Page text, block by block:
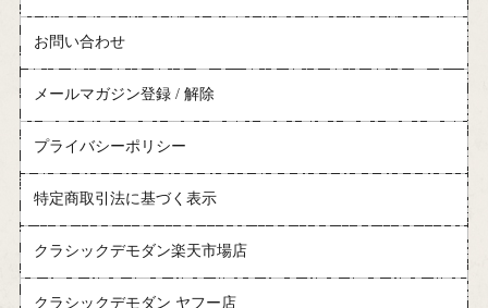
お問い合わせ
メールマガジン登録 / 解除
プライバシーポリシー
特定商取引法に基づく表示
クラシックデモダン楽天市場店
クラシックデモダン ヤフー店